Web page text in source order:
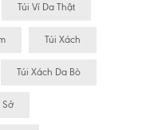
Túi Ví Da Thật
Túi Xách
Túi Xách Da Bò
Sở